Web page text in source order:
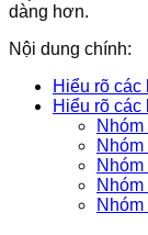
dàng hơn.
Nội dung chính:
Hiểu rõ các
Hiểu rõ các